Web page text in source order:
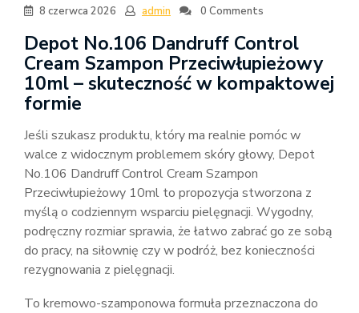
8 czerwca 2026 admin 0 Comments
Depot No.106 Dandruff Control
Cream Szampon Przeciwłupieżowy
10ml – skuteczność w kompaktowej
formie
Jeśli szukasz produktu, który ma realnie pomóc w
walce z widocznym problemem skóry głowy, Depot
No.106 Dandruff Control Cream Szampon
Przeciwłupieżowy 10ml to propozycja stworzona z
myślą o codziennym wsparciu pielęgnacji. Wygodny,
podręczny rozmiar sprawia, że łatwo zabrać go ze sobą
do pracy, na siłownię czy w podróż, bez konieczności
rezygnowania z pielęgnacji.
To kremowo-szamponowa formuła przeznaczona do